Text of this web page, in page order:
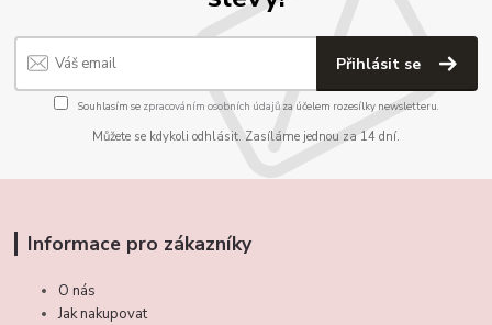
Přihlásit se
Souhlasím se zpracováním osobních údajůza účelem rozesílky newsletteru.
Můžete se kdykoli odhlásit. Zasíláme jednou za 14 dní.
Informace pro zákazníky
O nás
Jak nakupovat